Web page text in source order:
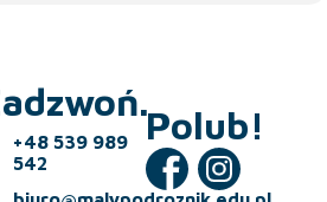
+48 539 989
542
Polub!